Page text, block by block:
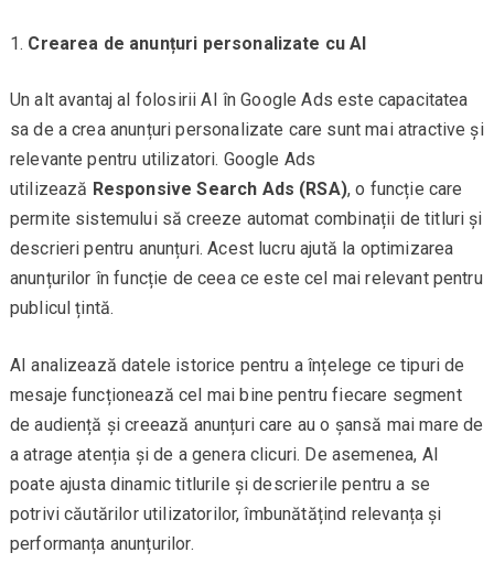
Crearea de anunțuri personalizate cu AI
Un alt avantaj al folosirii AI în Google Ads este capacitatea
sa de a crea anunțuri personalizate care sunt mai atractive și
relevante pentru utilizatori. Google Ads
utilizează Responsive Search Ads (RSA), o funcție care
permite sistemului să creeze automat combinații de titluri și
descrieri pentru anunțuri. Acest lucru ajută la optimizarea
anunțurilor în funcție de ceea ce este cel mai relevant pentru
publicul țintă.
AI analizează datele istorice pentru a înțelege ce tipuri de
mesaje funcționează cel mai bine pentru fiecare segment
de audiență și creează anunțuri care au o șansă mai mare de
a atrage atenția și de a genera clicuri. De asemenea, AI
poate ajusta dinamic titlurile și descrierile pentru a se
potrivi căutărilor utilizatorilor, îmbunătățind relevanța și
performanța anunțurilor.